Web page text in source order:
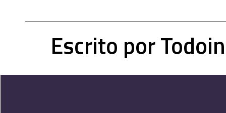
Escrito por